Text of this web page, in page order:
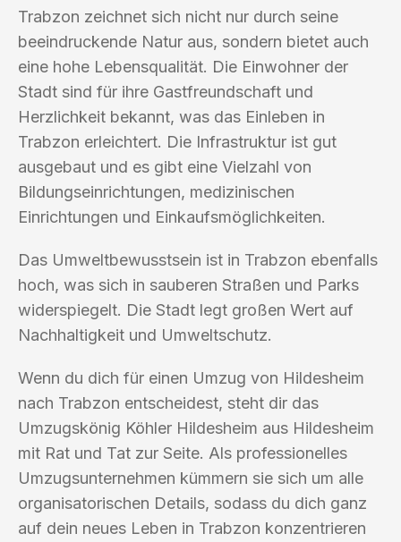
Trabzon zeichnet sich nicht nur durch seine
beeindruckende Natur aus, sondern bietet auch
eine hohe Lebensqualität. Die Einwohner der
Stadt sind für ihre Gastfreundschaft und
Herzlichkeit bekannt, was das Einleben in
Trabzon erleichtert. Die Infrastruktur ist gut
ausgebaut und es gibt eine Vielzahl von
Bildungseinrichtungen, medizinischen
Einrichtungen und Einkaufsmöglichkeiten.
Das Umweltbewusstsein ist in Trabzon ebenfalls
hoch, was sich in sauberen Straßen und Parks
widerspiegelt. Die Stadt legt großen Wert auf
Nachhaltigkeit und Umweltschutz.
Wenn du dich für einen Umzug von Hildesheim
nach Trabzon entscheidest, steht dir das
Umzugskönig Köhler Hildesheim aus Hildesheim
mit Rat und Tat zur Seite. Als professionelles
Umzugsunternehmen kümmern sie sich um alle
organisatorischen Details, sodass du dich ganz
auf dein neues Leben in Trabzon konzentrieren